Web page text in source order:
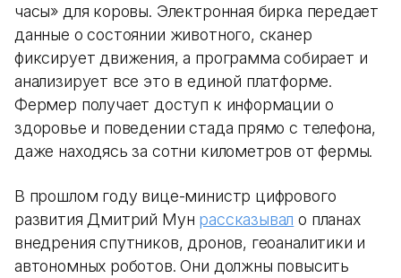
часы» для коровы. Электронная бирка передает
данные о состоянии животного, сканер
фиксирует движения, а программа собирает и
анализирует все это в единой платформе.
Фермер получает доступ к информации о
здоровье и поведении стада прямо с телефона,
даже находясь за сотни километров от фермы.
В прошлом году вице-министр цифрового
развития Дмитрий Мун рассказывал о планах
внедрения спутников, дронов, геоаналитики и
автономных роботов. Они должны повысить